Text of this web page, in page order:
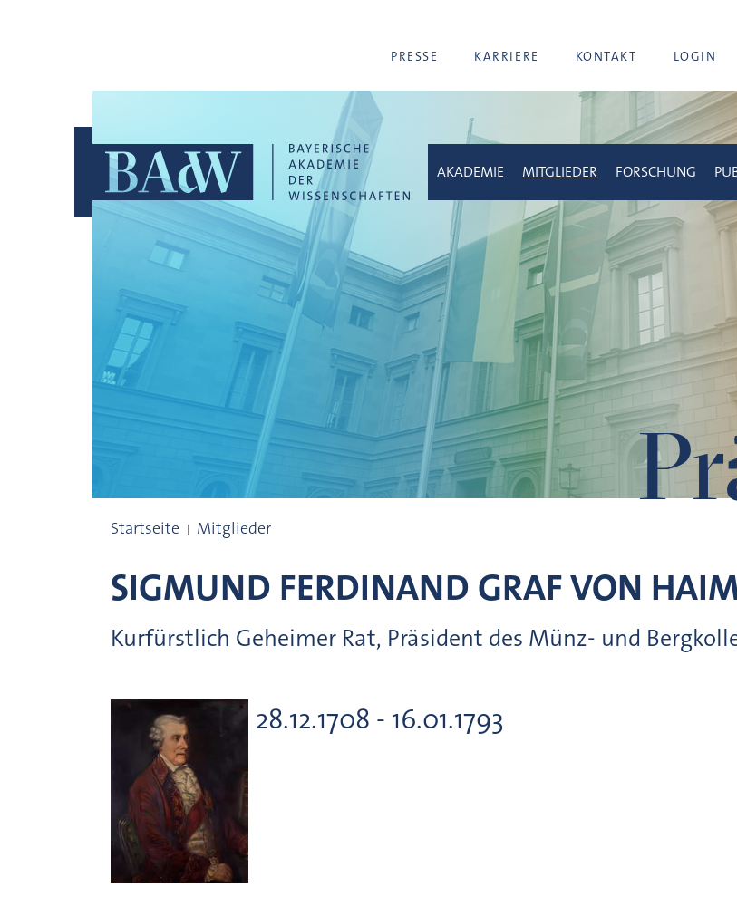
PRESSE KARRIERE KONTAKT LOGIN
AKADEMIE MITGLIEDER FORSCHUNG
Startseite Mitglieder
SIGMUND FERDINAND GRAF VON
Kurfürstlich Geheimer Rat, Präsident des Münz- und
28.12.1708 - 16.01.1793